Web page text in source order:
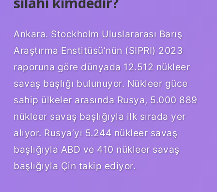
Ankara. Stockholm Uluslararası Barış
Araştırma Enstitüsü’nün (SIPRI) 2023
raporuna göre dünyada 12.512 nükleer
savaş başlığı bulunuyor. Nükleer güce
sahip ülkeler arasında Rusya, 5.000 889
nükleer savaş başlığıyla ilk sırada yer
alıyor. Rusya’yı 5.244 nükleer savaş
başlığıyla ABD ve 410 nükleer savaş
başlığıyla Çin takip ediyor.